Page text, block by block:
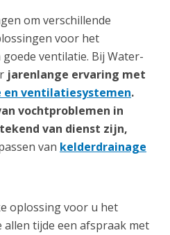
om verschillende
voor het
ventilatie. Bij Water-
jarenlange ervaring met
ventilatiesystemen.
vochtproblemen in
van dienst zijn,
van kelderdrainage
oplossing voor u het
allen tijde een afspraak met